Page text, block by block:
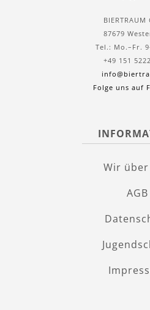
BIERTRAUM
87679
Tel.: Mo.–Fr.
+49 151
Folge uns auf
Wir
AGB